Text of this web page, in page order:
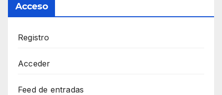
Acceso
Registro
Acceder
Feed de entradas